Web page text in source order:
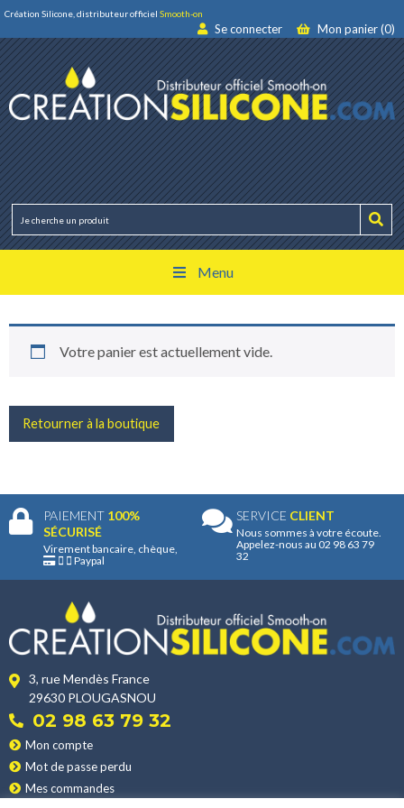
Création Silicone, distributeur officiel Smooth-on
Se connecter Mon panier (0)
Menu
Votre panier est actuellement vide.
Retourner à la boutique
PAIEMENT 100%
SÉCURISÉ
Virement bancaire, chèque,
Paypal
SERVICE CLIENT
Nous sommes à votre écoute.
Appelez-nous au 02 98 63 79
32
3, rue Mendès France
29630 PLOUGASNOU
02 98 63 79 32
Mon compte
Mot de passe perdu
Mes commandes